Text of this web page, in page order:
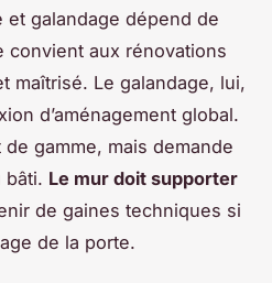
galandage dépend de
convient aux rénovations
maîtrisé. Le galandage, lui,
d’aménagement global.
gamme, mais demande
bâti. Le mur doit supporter
de gaines techniques si
de la porte.